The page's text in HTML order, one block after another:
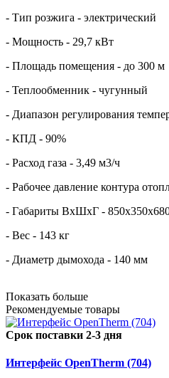
- Тип розжига - электрический
- Мощность - 29,7 кВт
- Площадь помещения - до 300 м
- Теплообменник - чугунный
- Диапазон регулирования
- КПД - 90%
- Расход газа - 3,49 м3/ч
- Рабочее давление контура
- Габариты ВхШхГ -
- Вес - 143 кг
- Диаметр дымохода - 140 мм
Показать больше
Рекомендуемые товары
Срок поставки 2-3 дня
Интерфейс OpenTherm (704)